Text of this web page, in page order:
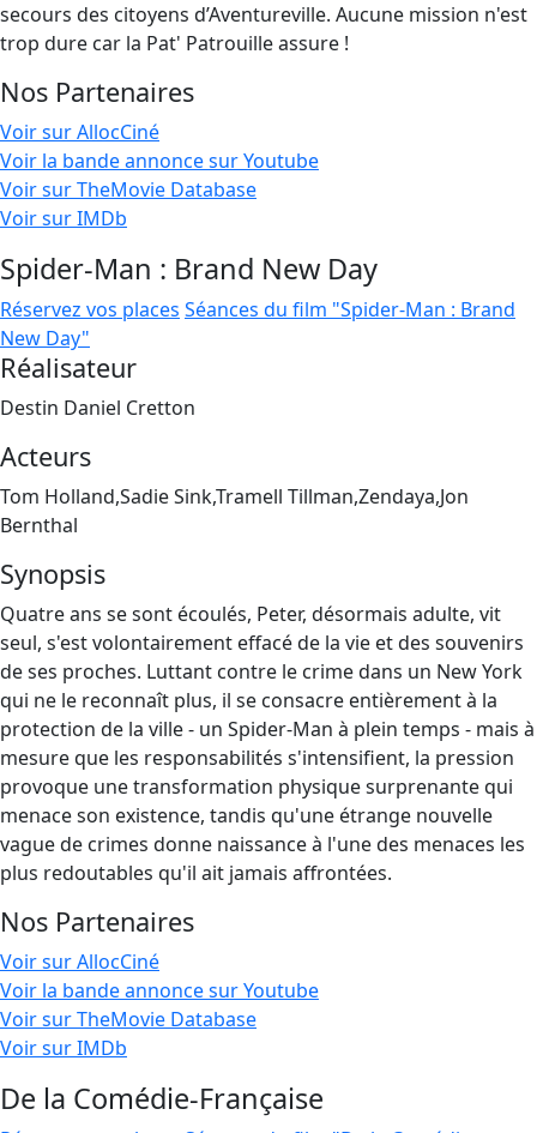
secours des citoyens d’Aventureville. Aucune mission n'est
trop dure car la Pat' Patrouille assure !
Nos Partenaires
Voir sur AllocCiné
Voir la bande annonce sur Youtube
Voir sur TheMovie Database
Voir sur IMDb
Spider-Man : Brand New Day
Réservez vos places Séances du film "Spider-Man : Brand
New Day"
Réalisateur
Destin Daniel Cretton
Acteurs
Tom Holland,Sadie Sink,Tramell Tillman,Zendaya,Jon
Bernthal
Synopsis
Quatre ans se sont écoulés, Peter, désormais adulte, vit
seul, s'est volontairement effacé de la vie et des souvenirs
de ses proches. Luttant contre le crime dans un New York
qui ne le reconnaît plus, il se consacre entièrement à la
protection de la ville - un Spider-Man à plein temps - mais à
mesure que les responsabilités s'intensifient, la pression
provoque une transformation physique surprenante qui
menace son existence, tandis qu'une étrange nouvelle
vague de crimes donne naissance à l'une des menaces les
plus redoutables qu'il ait jamais affrontées.
Nos Partenaires
Voir sur AllocCiné
Voir la bande annonce sur Youtube
Voir sur TheMovie Database
Voir sur IMDb
De la Comédie-Française